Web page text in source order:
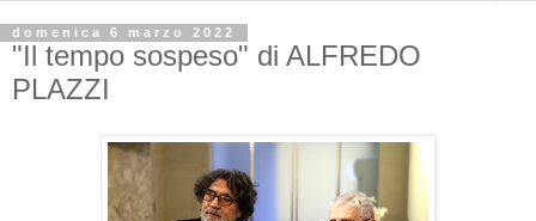
domenica 6 marzo 2022
"Il tempo sospeso" di ALFREDO
PLAZZI